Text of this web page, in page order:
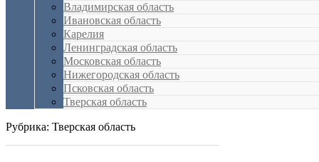
Владимирская область
Ивановская область
Карелия
Ленинградская область
Московская область
Нижегородская область
Псковская область
Тверская область
Рубрика: Тверская область